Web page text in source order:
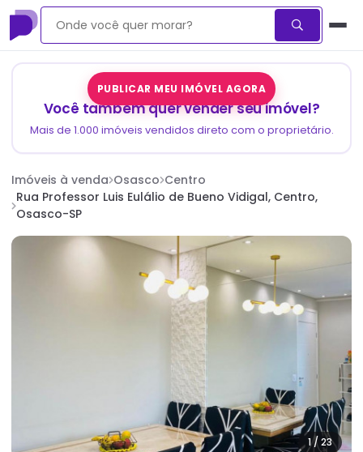
PUBLICAR MEU IMÓVEL AGORA
Você também quer vender seu imóvel?
Mais de 1.000 imóveis vendidos direto com o proprietário.
Imóveis à venda Osasco Centro
Rua Professor Luis Eulálio de Bueno Vidigal, Centro,
Osasco-SP
1/ 23